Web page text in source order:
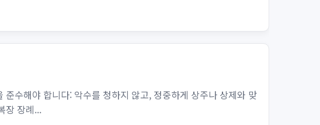
수해야 합니다: 악수를 청하지 않고, 정중하게 상주나 상제와 맞
장 장례...